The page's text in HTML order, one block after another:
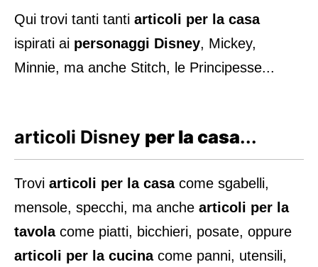
Qui trovi tanti tanti articoli per la casa
ispirati ai personaggi Disney, Mickey,
Minnie, ma anche Stitch, le Principesse...
articoli Disney per la casa...
Trovi articoli per la casacome sgabelli,
mensole, specchi, ma anche articoli per la
tavolacome piatti, bicchieri, posate, oppure
articoli per la cucinacome panni, utensili,